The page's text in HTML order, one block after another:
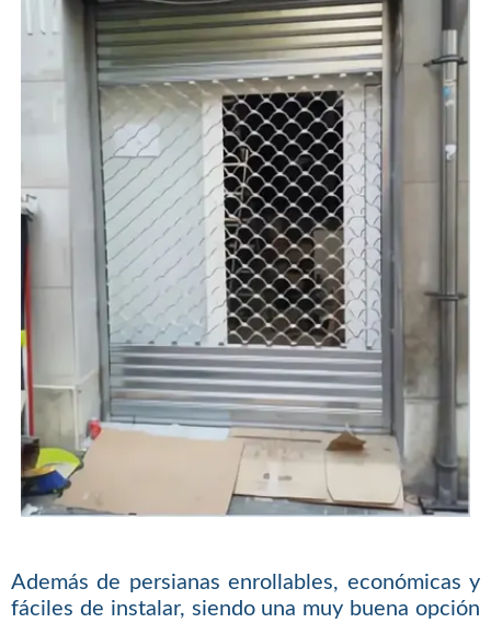
Además de persianas enrollables, económicas y
fáciles de instalar, siendo una muy buena opción